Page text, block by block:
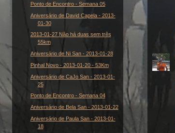
Ponto de Encontro - Semana 05
Aniversário de David Capela - 2013-
01-30
2013-01-27 Não há duas sem três
55km
Aniversário de Ni San - 2013-01-28
Pinhal Novo - 2013-01-20 - 53Km
Aniversário de CaJo San - 2013-01-
25
Ponto de Encontro - Semana 04
Aniversário de Bela San - 2013-01-22
Aniversário de Paula San - 2013-01-
18